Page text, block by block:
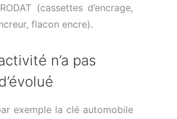
(cassettes d’encrage,
flacon encre).
n’a pas
exemple la clé automobile